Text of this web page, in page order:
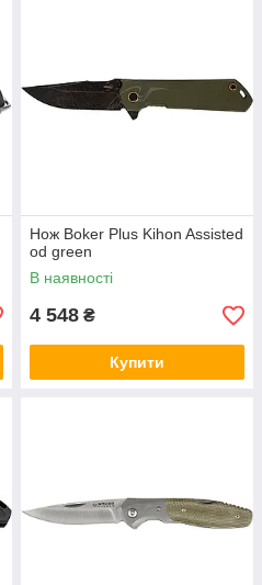
Нож Boker Plus Kihon Assisted
od green
В наявності
4 548 ₴
Купити